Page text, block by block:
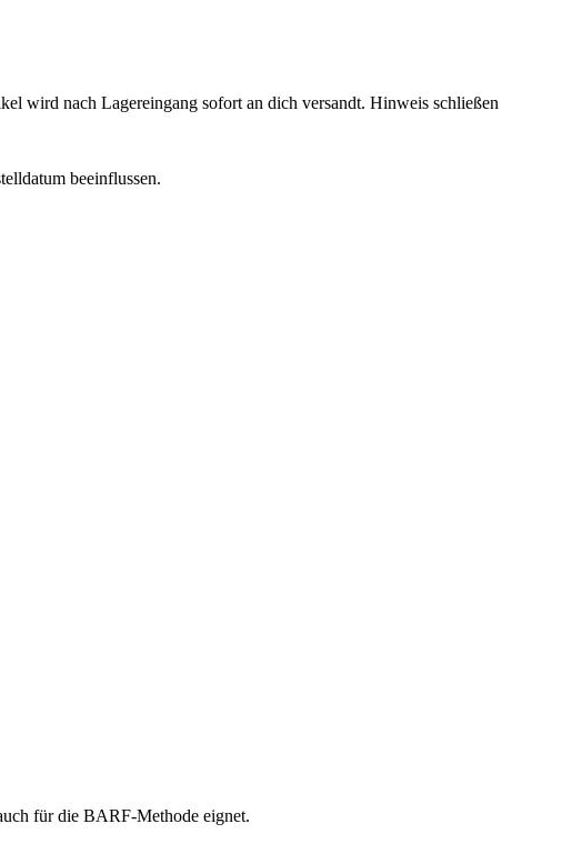
wird nach Lagereingang sofort an dich versandt. Hinweis schließen
beeinflussen.
für die BARF-Methode eignet.